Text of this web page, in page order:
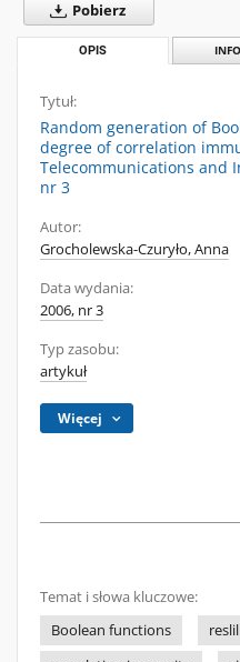
Pobierz
OPIS
Tytuł:
Random generation of
degree of correlation
Telecommunications and
nr 3
Autor:
Grocholewska-Czuryło, Anna
Data wydania:
2006, nr 3
Typ zasobu:
artykuł
Więcej
Temat i słowa kluczowe:
Boolean functions